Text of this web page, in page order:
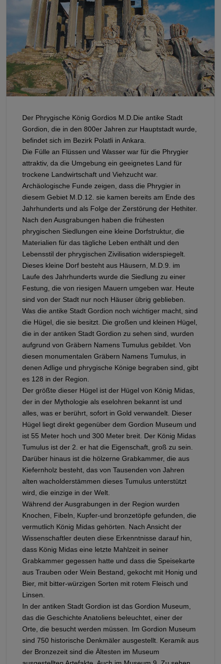
Der Phrygische König Gordios M.D.Die antike Stadt
Gordion, die in den 800er Jahren zur Hauptstadt wurde,
befindet sich im Bezirk Polatli in Ankara.
Die Fülle an Flüssen und Wasser war für die Phrygier
attraktiv, da die Umgebung ein geeignetes Land für
trockene Landwirtschaft und Viehzucht war.
Archäologische Funde zeigen, dass die Phrygier in
diesem Gebiet M.D.12. sie kamen bereits am Ende des
Jahrhunderts und als Folge der Zerstörung der Hethiter.
Nach den Ausgrabungen haben die frühesten
phrygischen Siedlungen eine kleine Dorfstruktur, die
Materialien für das tägliche Leben enthält und den
Lebensstil der phrygischen Zivilisation widerspiegelt.
Dieses kleine Dorf besteht aus Häusern, M.D.9. im
Laufe des Jahrhunderts wurde die Siedlung zu einer
Festung, die von riesigen Mauern umgeben war. Heute
sind von der Stadt nur noch Häuser übrig geblieben.
Was die antike Stadt Gordion noch wichtiger macht, sind
die Hügel, die sie besitzt. Die großen und kleinen Hügel,
die in der antiken Stadt Gordion zu sehen sind, wurden
aufgrund von Gräbern Namens Tumulus gebildet. Von
diesen monumentalen Gräbern Namens Tumulus, in
denen Adlige und phrygische Könige begraben sind, gibt
es 128 in der Region.
Der größte dieser Hügel ist der Hügel von König Midas,
der in der Mythologie als eselohren bekannt ist und
alles, was er berührt, sofort in Gold verwandelt. Dieser
Hügel liegt direkt gegenüber dem Gordion Museum und
ist 55 Meter hoch und 300 Meter breit. Der König Midas
Tumulus ist der 2. er hat die Eigenschaft, groß zu sein.
Darüber hinaus ist die hölzerne Grabkammer, die aus
Kiefernholz besteht, das von Tausenden von Jahren
alten wacholderstämmen dieses Tumulus unterstützt
wird, die einzige in der Welt.
Während der Ausgrabungen in der Region wurden
Knochen, Fibeln, Kupfer-und bronzetöpfe gefunden, die
vermutlich König Midas gehörten. Nach Ansicht der
Wissenschaftler deuten diese Erkenntnisse darauf hin,
dass König Midas eine letzte Mahlzeit in seiner
Grabkammer gegessen hatte und dass die Speisekarte
aus Trauben oder Wein Bestand, gekocht mit Honig und
Bier, mit bitter-würzigen Sorten mit rotem Fleisch und
Linsen.
In der antiken Stadt Gordion ist das Gordion Museum,
das die Geschichte Anatoliens beleuchtet, einer der
Orte, die besucht werden müssen. Im Gordion Museum
sind 750 historische Denkmäler ausgestellt. Keramik aus
der Bronzezeit sind die Ältesten im Museum